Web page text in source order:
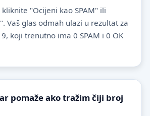
"Ocijeni kao SPAM" ili
Vaš glas odmah ulazi u rezultat za
koji trenutno ima 0 SPAM i 0 OK
pomaže ako tražim čiji broj